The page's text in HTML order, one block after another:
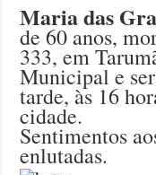
Maria das
de 60 anos,
333, em
Municipal e
tarde, às 16
cidade.
Sentimentos
enlutadas.